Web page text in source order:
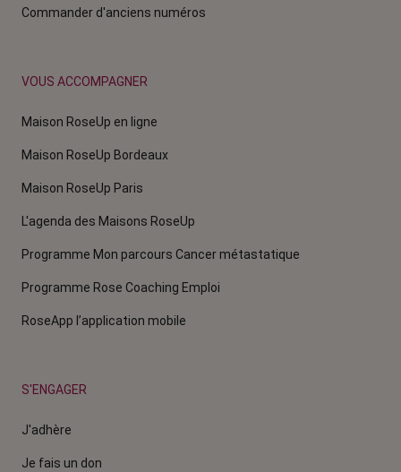
Commander d'anciens numéros
VOUS ACCOMPAGNER
Maison RoseUp en ligne
Maison RoseUp Bordeaux
Maison RoseUp Paris
L'agenda des Maisons RoseUp
Programme Mon parcours Cancer métastatique
Programme Rose Coaching Emploi
RoseApp l’application mobile
S'ENGAGER
J'adhère
Je fais un don